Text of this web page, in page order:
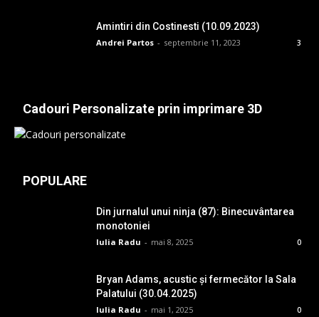
Amintiri din Costinesti (10.09.2023)
Andrei Partos - septembrie 11, 2023 3
Cadouri Personalizate prin imprimare 3D
POPULARE
Din jurnalul unui ninja (87): Binecuvântarea
monotoniei
Iulia Radu - mai 8, 2025 0
Bryan Adams, acustic și fermecător la Sala
Palatului (30.04.2025)
Iulia Radu - mai 1, 2025 0